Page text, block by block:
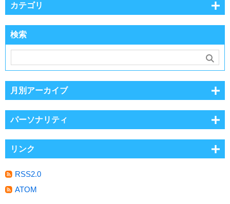
カテゴリ
検索
月別アーカイブ
パーソナリティ
リンク
RSS2.0
ATOM